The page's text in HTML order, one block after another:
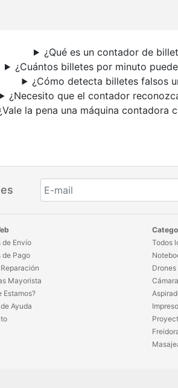
¿Qué es un contador de
¿Cuántos billetes por minuto
¿Cómo detecta billetes falsos
¿Necesito que el contador
la pena una máquina contadora
de Envío
de Pago
Mayorista
Estamos?
Ayuda
Todos
Drones